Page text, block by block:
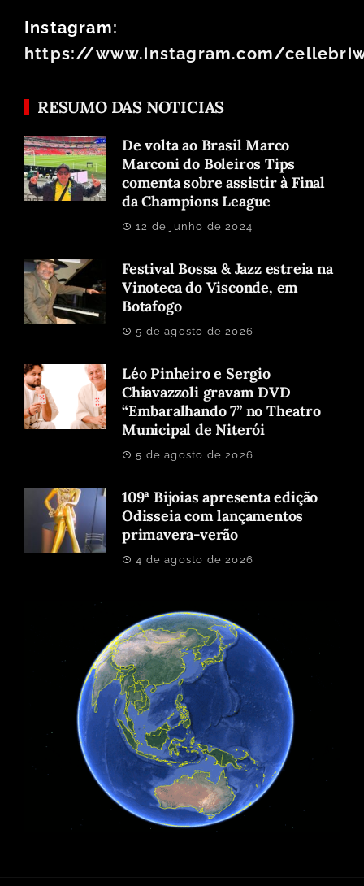
Instagram:
https://www.instagram.com/
RESUMO DAS NOTICIAS
De volta ao Brasil Marco
Marconi do Boleiros Tips
comenta sobre assistir à Final
da Champions League
12 de junho de 2024
Festival Bossa & Jazz estreia na
Vinoteca do Visconde, em
Botafogo
5 de agosto de 2026
Léo Pinheiro e Sergio
Chiavazzoli gravam DVD
“Embaralhando 7” no Theatro
Municipal de Niterói
5 de agosto de 2026
109ª Bijoias apresenta edição
Odisseia com lançamentos
primavera-verão
4 de agosto de 2026